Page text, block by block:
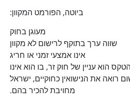
ביוטה, הפורמט המקוון:
מעוגן בחוק
שווה ערך בתוקף לרישום לא מקוון
אינו אמצעי זמני או חריג
הוא עניין של חוק זר, בו הוא אינו
את הנישואין כחוקיים, ישראל
מחויבת להכיר בהם.